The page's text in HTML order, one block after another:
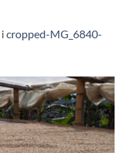
i cropped-MG_6840-